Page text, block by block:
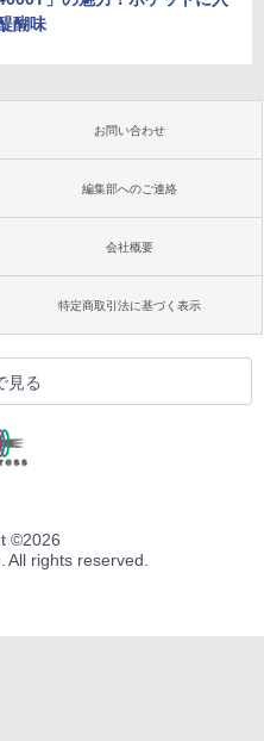
醐味
お問い合わせ
編集部へのご連絡
会社概要
特定商取引法に基づく表示
見る
©2026
All rights reserved.